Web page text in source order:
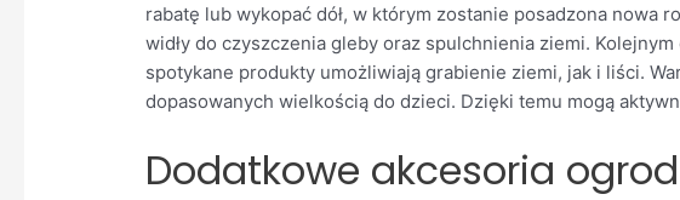
rabatę lub wykopać dół, w którym zostanie posadzona nowa
widły do czyszczenia gleby oraz spulchnienia ziemi.
spotykane produkty umożliwiają grabienie ziemi, jak i liści.
dopasowanych wielkością do dzieci. Dzięki temu mogą
Dodatkowe akcesoria